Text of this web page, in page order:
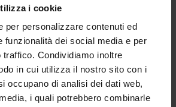
i cookie
per personalizzare contenuti ed
funzionalità dei social media e per
Condividiamo inoltre
in cui utilizza il nostro sito con i
occupano di analisi dei dati web,
i quali potrebbero combinarle
MONTEGRAPPA S.p.A.
A. da Bassano 7/9
Pove del Grappa (VI), Italy